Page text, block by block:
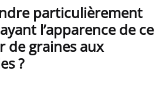
particulièrement
l’apparence de ce
de graines aux
?